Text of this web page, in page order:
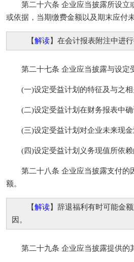
第二十六条 企业应当披露所设立
或依据，当期缴费金额以及期末应付
【解读】在会计报表附注中进行
第二十七条 企业应当披露与设定
(一)设定受益计划的特征及与之相
(二)设定受益计划在财务报表中确
(三)设定受益计划对企业未来现金
(四)设定受益计划义务现值所依赖
第二十八条 企业应当披露支付的
额。
【解读】辞退福利有时可能金
因。
第二十九条 企业应当披露提供的